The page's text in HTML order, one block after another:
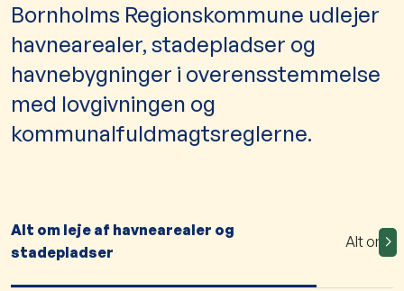
Bornholms Regionskommune udlejer
havnearealer, stadepladser og
havnebygninger i overensstemmelse
med lovgivningen og
kommunalfuldmagtsreglerne.
Alt om leje af havnearealer og
stadepladser
Alt om